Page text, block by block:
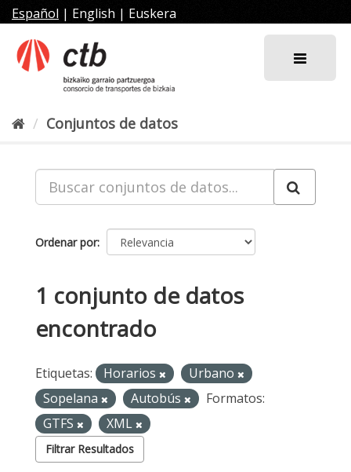
al
contenido
Español | English | Euskera
Conjuntos de datos
Ordenar por
1 conjunto de datos
encontrado
Etiquetas: Horarios
Urbano
Sopelana
Autobús
Formatos:
GTFS
XML
Filtrar Resultados